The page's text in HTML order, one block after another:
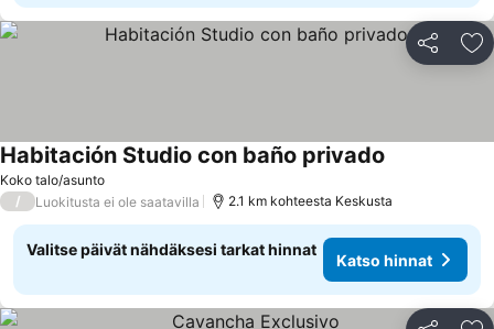
Jaa
Koko talo/asunto
Habitación Studio con baño privado
/ Luokitusta ei ole saatavilla 2.1 km kohteesta Keskusta
Valitse päivät nähdäksesi tarkat hinnat
Katso hinnat